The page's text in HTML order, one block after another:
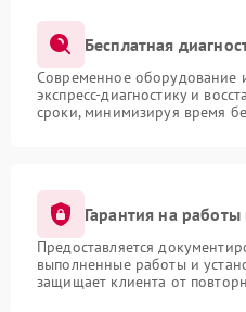
Бесплатная
Современное оборудование
экспресс-диагностику и
сроки, минимизируя время
Гарантия на работы
Предоставляется
выполненные работы и
защищает клиента от